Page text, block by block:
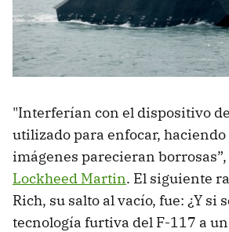
"Interferían con el dispositivo
utilizado para enfocar, haciendo
imágenes parecieran borrosas”,
Lockheed Martin. El siguiente
Rich, su salto al vacío, fue: ¿Y si
tecnología furtiva del F-117 a